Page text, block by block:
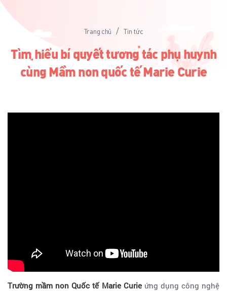
Trang chủ / Tin tức
Tìm hiểu bí quyết tương tác phụ huynh
cùng Mầm non quốc tế Marie Curie
Trường mầm non Quốc tế Marie Curieứng dụng công nghệ